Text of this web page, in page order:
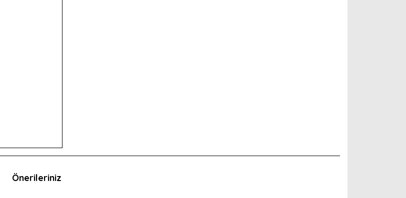
Önerileriniz